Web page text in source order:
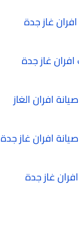
غاز جدة
غاز جدة
افران الغاز
افران غاز جدة
غاز جدة